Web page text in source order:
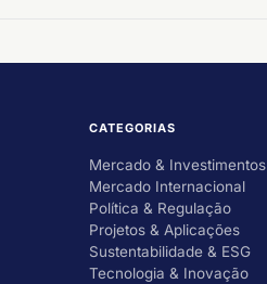
CATEGORIAS
Mercado & Investimentos
Mercado Internacional
Política & Regulação
Projetos & Aplicações
Sustentabilidade & ESG
Tecnologia & Inovação